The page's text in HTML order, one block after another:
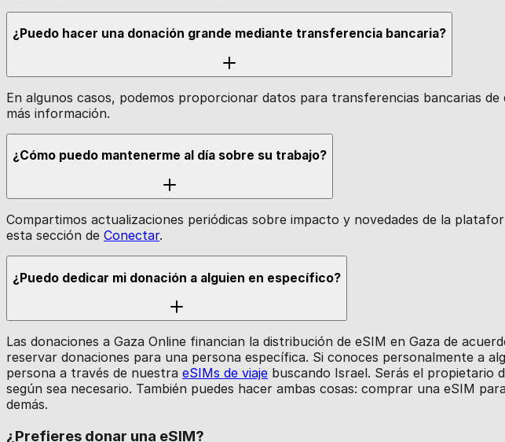
¿Puedo hacer una donación grande mediante transferencia bancaria?
En algunos casos, podemos proporcionar datos para transferencias bancarias
más información.
¿Cómo puedo mantenerme al día sobre su trabajo?
Compartimos actualizaciones periódicas sobre impacto y novedades de la
esta sección de Conectar.
¿Puedo dedicar mi donación a alguien en específico?
Las donaciones a Gaza Online financian la distribución de eSIM en Gaza de
reservar donaciones para una persona específica. Si conoces personalmente a
persona a través de nuestra eSIMs de viaje buscando Israel. Serás el propietario
según sea necesario. También puedes hacer ambas cosas: comprar una eSIM
demás.
¿Prefieres donar una eSIM?